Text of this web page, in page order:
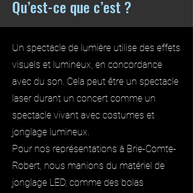
Qu’est-ce que c’est ?
Un spectacle de lumière utilise des effets
visuels et lumineux, en concordance
avec du son. Cela peut être un spectacle
laser durant un concert comme un
spectacle vivant avec costumes et
jonglage lumineux.
Pour nos représentations à Brie-Comte-
Robert, nous manions du matériel de
jonglage LED, comme des bolas